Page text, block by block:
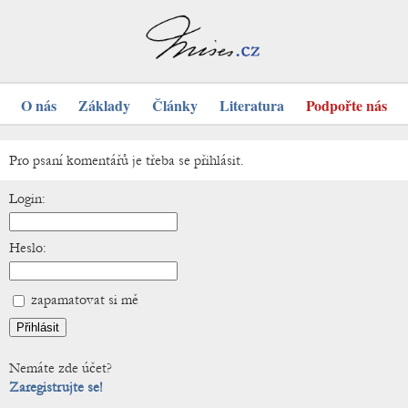
O nás Základy Články Literatura Podpořte nás
Pro psaní komentářů je třeba se přihlásit.
Login:
Heslo:
zapamatovat si mě
Nemáte zde účet?
Zaregistrujte se!